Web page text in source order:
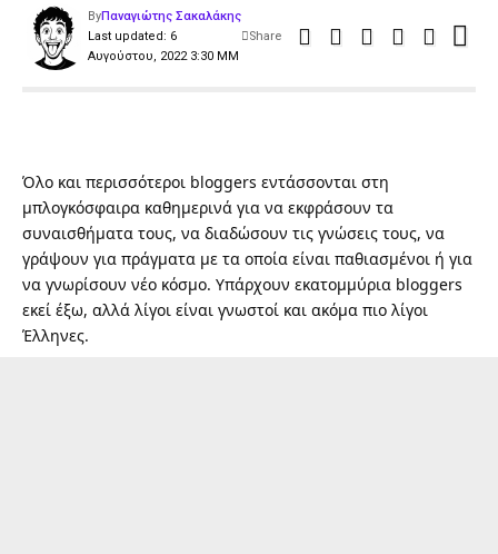
Last updated: 6
Αυγούστου, 2022 3:30 ΜΜ
ByΠαναγιώτης Σακαλάκης
Share
Όλο και περισσότεροι bloggers εντάσσονται στη
μπλογκόσφαιρα καθημερινά για να εκφράσουν τα
συναισθήματα τους, να διαδώσουν τις γνώσεις τους, να
γράψουν για πράγματα με τα οποία είναι παθιασμένοι ή για
να γνωρίσουν νέο κόσμο. Υπάρχουν εκατομμύρια bloggers
εκεί έξω, αλλά λίγοι είναι γνωστοί και ακόμα πιο λίγοι
Έλληνες.